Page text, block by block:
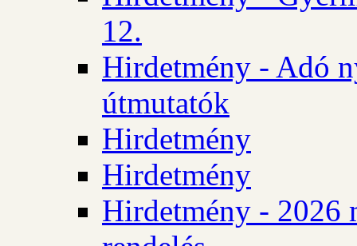
12.
Hirdetmény - Adó
útmutatók
Hirdetmény
Hirdetmény
Hirdetmény - 2026